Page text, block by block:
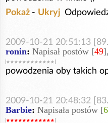
Pokaż - Ukryj
2009-10-21 20:51:13
ronin: Napisał postów [49
powodzenia oby takich
2009-10-21 20:48:32
Barbie: Napisała postów [